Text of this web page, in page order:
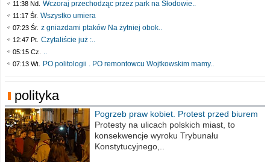
11:38 Nd. Wczoraj przechodząc przez park na Słodowie..
11:17 Śr. Wszystko umiera
07:23 Śr. z gniazdami ptaków Na żytniej obok..
12:47 Pt. Czytaliście już :..
05:15 Cz. ..
07:13 Wt. PO politologii . PO remontowcu Wojtkowskim mamy..
polityka
Pogrzeb praw kobiet. Protest przed biurem
poselskim PiS
Protesty na ulicach polskich miast, to
konsekwencje wyroku Trybunału
Konstytucyjnego,..